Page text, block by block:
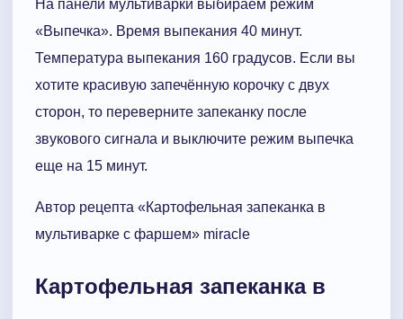
На панели мультиварки выбираем режим
«Выпечка». Время выпекания 40 минут.
Температура выпекания 160 градусов. Если вы
хотите красивую запечённую корочку с двух
сторон, то переверните запеканку после
звукового сигнала и выключите режим выпечка
еще на 15 минут.
Автор рецепта «Картофельная запеканка в
мультиварке с фаршем» miracle
Картофельная запеканка в